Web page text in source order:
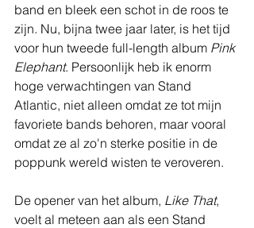
band en bleek een schot in de roos te
zijn. Nu, bijna twee jaar later, is het tijd
voor hun tweede full-length album Pink
Elephant. Persoonlijk heb ik enorm
hoge verwachtingen van Stand
Atlantic, niet alleen omdat ze tot mijn
favoriete bands behoren, maar vooral
omdat ze al zo'n sterke positie in de
poppunk wereld wisten te veroveren.
De opener van het album, Like That,
voelt al meteen aan als een Stand